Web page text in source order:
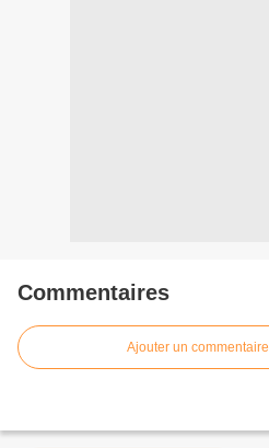
Commentaires
Ajouter un commentaire